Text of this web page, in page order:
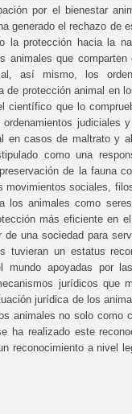
por el bienestar
generado el rechazo de
la protección hacia la
animales que
así mismo, los
de protección animal en
que lo
judiciales
en casos de maltrato y
como una
de la fauna
movimientos sociales,
los animales como
más eficiente en
una sociedad para
tuvieran un estatus
mundo apoyadas por
jurídicos que
jurídica de los
animales no solo como
ha realizado este
reconocimiento a nivel